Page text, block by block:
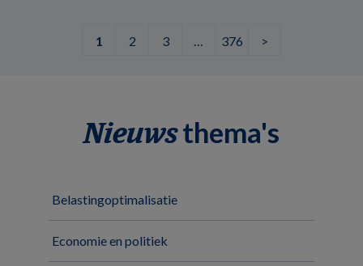
1 2 3 … 376 >
Nieuwsthema's
Belastingoptimalisatie
Economie en politiek